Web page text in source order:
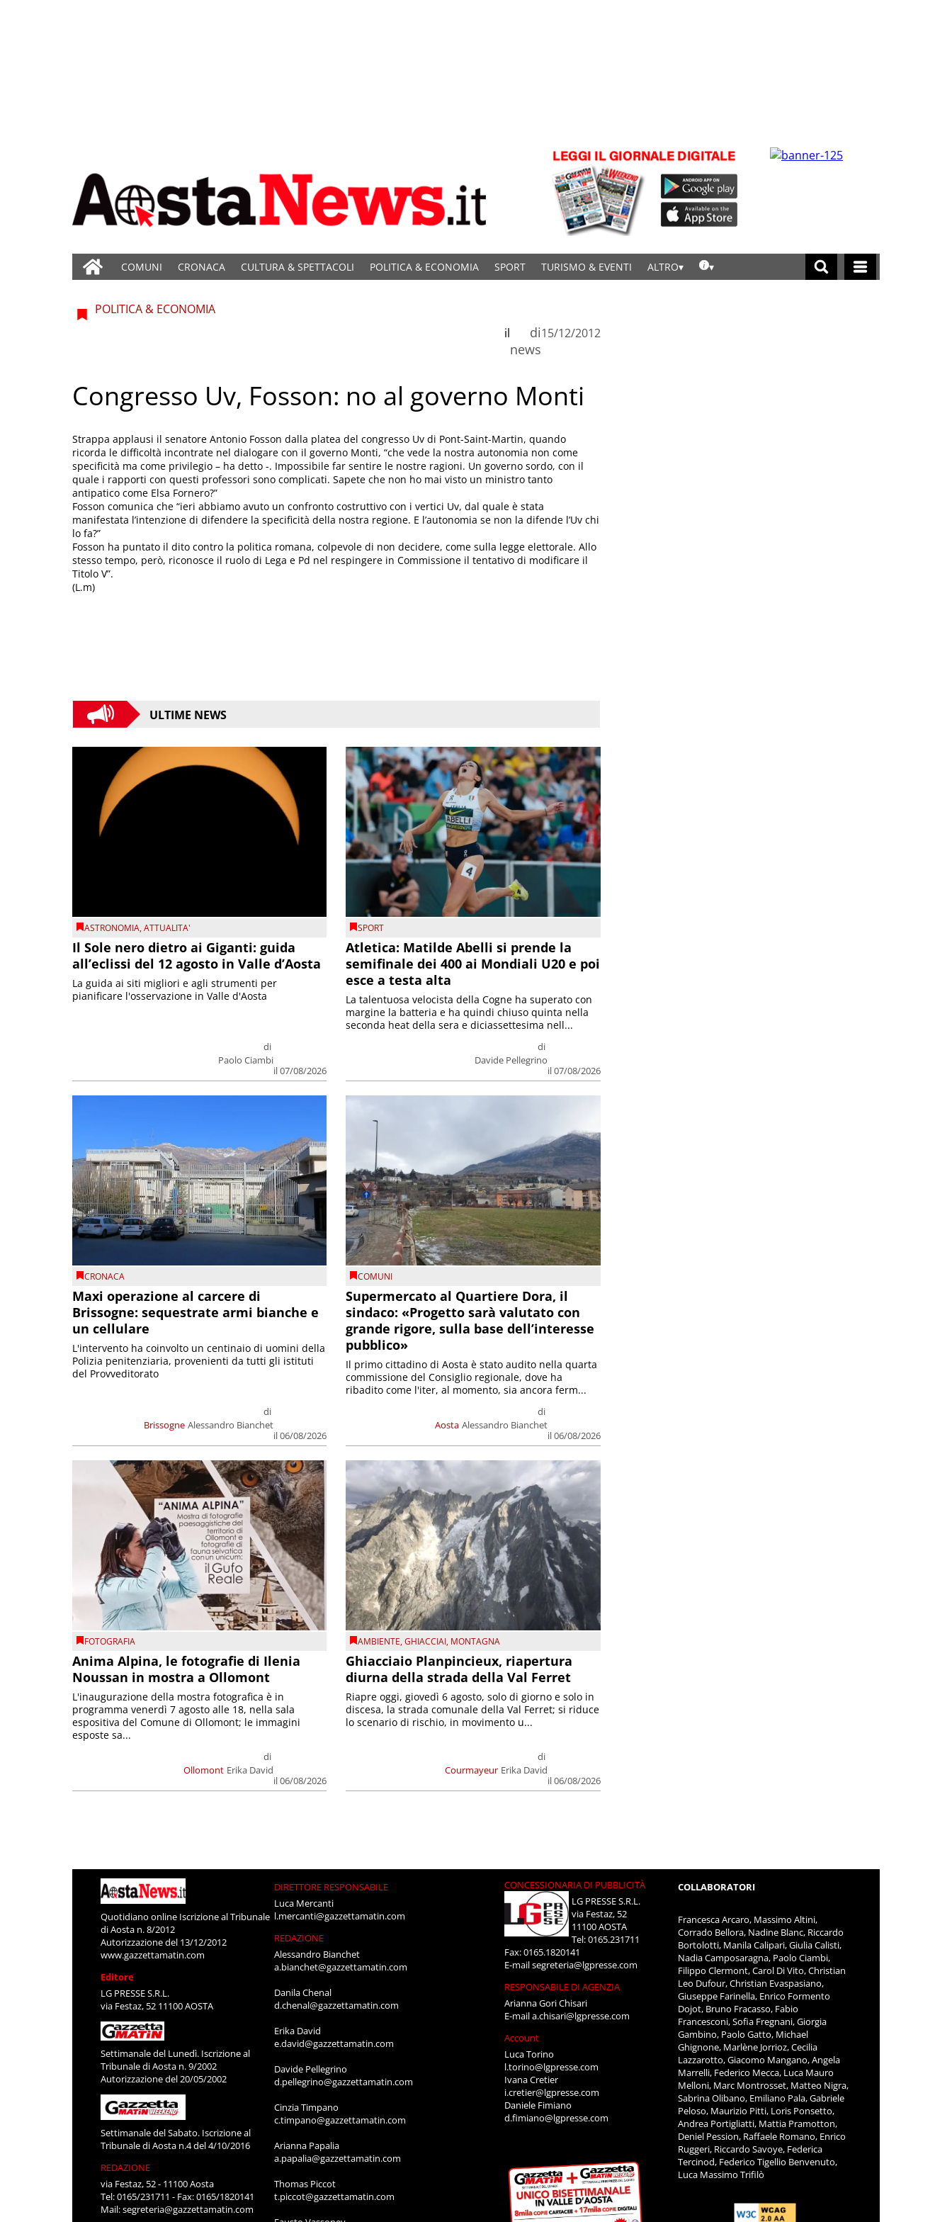
COMUNI CRONACA CULTURA & SPETTACOLI POLITICA & ECONOMIA SPORT TURISMO & EVENTI ALTRO
POLITICA & ECONOMIA
di
news
il 15/12/2012
Congresso Uv, Fosson: no al governo Monti
Strappa applausi il senatore Antonio Fosson dalla platea del congresso Uv di Pont-Saint-Martin, quando
ricorda le difficoltà incontrate nel dialogare con il governo Monti, “che vede la nostra autonomia non come
specificità ma come privilegio – ha detto -. Impossibile far sentire le nostre ragioni. Un governo sordo, con il
quale i rapporti con questi professori sono complicati. Sapete che non ho mai visto un ministro tanto
antipatico come Elsa Fornero?”
Fosson comunica che “ieri abbiamo avuto un confronto costruttivo con i vertici Uv, dal quale è stata
manifestata l’intenzione di difendere la specificità della nostra regione. E l’autonomia se non la difende l’Uv chi
lo fa?”
Fosson ha puntato il dito contro la politica romana, colpevole di non decidere, come sulla legge elettorale. Allo
stesso tempo, però, riconosce il ruolo di Lega e Pd nel respingere in Commissione il tentativo di modificare il
Titolo V”.
(L.m)
ULTIME NEWS
ASTRONOMIA,ATTUALITA'
Il Sole nero dietro ai Giganti: guida
all’eclissi del 12 agosto in Valle d’Aosta
di
Paolo Ciambi
il 07/08/2026
La guida ai siti migliori e agli strumenti per
pianificare l'osservazione in Valle d'Aosta
SPORT
Atletica: Matilde Abelli si prende la
semifinale dei 400 ai Mondiali U20 e poi
esce a testa alta
di
Davide Pellegrino
il 07/08/2026
La talentuosa velocista della Cogne ha superato con
margine la batteria e ha quindi chiuso quinta nella
seconda heat della sera e diciassettesima nell...
CRONACA
Maxi operazione al carcere di
Brissogne: sequestrate armi bianche e
un cellulare
Brissogne
di
Alessandro Bianchet
il 06/08/2026
L'intervento ha coinvolto un centinaio di uomini della
Polizia penitenziaria, provenienti da tutti gli istituti
del Provveditorato
COMUNI
Supermercato al Quartiere Dora, il
sindaco: «Progetto sarà valutato con
grande rigore, sulla base dell’interesse
pubblico»
Aosta
di
Alessandro Bianchet
il 06/08/2026
Il primo cittadino di Aosta è stato audito nella quarta
commissione del Consiglio regionale, dove ha
ribadito come l'iter, al momento, sia ancora ferm...
FOTOGRAFIA
Anima Alpina, le fotografie di Ilenia
Noussan in mostra a Ollomont
Ollomont
di
Erika David
il 06/08/2026
L'inaugurazione della mostra fotografica è in
programma venerdì 7 agosto alle 18, nella sala
espositiva del Comune di Ollomont; le immagini
esposte sa...
AMBIENTE,GHIACCIAI, MONTAGNA
Ghiacciaio Planpincieux, riapertura
diurna della strada della Val Ferret
Courmayeur
di
Erika David
il 06/08/2026
Riapre oggi, giovedì 6 agosto, solo di giorno e solo in
discesa, la strada comunale della Val Ferret; si riduce
lo scenario di rischio, in movimento u...
Quotidiano online Iscrizione al Tribunale
di Aosta n. 8/2012
Autorizzazione del 13/12/2012
www.gazzettamatin.com
Editore
LG PRESSE S.R.L.
via Festaz, 52 11100 AOSTA
Settimanale del Lunedì. Iscrizione al
Tribunale di Aosta n. 9/2002
Autorizzazione del 20/05/2002
Settimanale del Sabato. Iscrizione al
Tribunale di Aosta n.4 del 4/10/2016
REDAZIONE
via Festaz, 52 - 11100 Aosta
Tel: 0165/231711 - Fax: 0165/1820141
Mail:segreteria@gazzettamatin.com
DIRETTORE RESPONSABILE
Luca Mercanti
l.mercanti@gazzettamatin.com
REDAZIONE
Alessandro Bianchet
a.bianchet@gazzettamatin.com
Danila Chenal
d.chenal@gazzettamatin.com
Erika David
e.david@gazzettamatin.com
Davide Pellegrino
d.pellegrino@gazzettamatin.com
Cinzia Timpano
c.timpano@gazzettamatin.com
Arianna Papalia
a.papalia@gazzettamatin.com
Thomas Piccot
t.piccot@gazzettamatin.com
CONCESSIONARIA DI PUBBLICITÀ
LG PRESSE S.R.L.
via Festaz, 52
11100 AOSTA
Tel: 0165.231711
Fax: 0165.1820141
E-mailsegreteria@lgpresse.com
RESPONSABILE DI AGENZIA
Arianna Gori Chisari
E-maila.chisari@lgpresse.com
Account
Luca Torino
l.torino@lgpresse.com
Ivana Cretier
i.cretier@lgpresse.com
Daniele Fimiano
d.fimiano@lgpresse.com
COLLABORATORI
Francesca Arcaro, Massimo Altini,
Corrado Bellora, Nadine Blanc, Riccardo
Bortolotti, Manila Calipari, Giulia Calisti,
Nadia Camposaragna, Paolo Ciambi,
Filippo Clermont, Carol Di Vito, Christian
Leo Dufour, Christian Evaspasiano,
Giuseppe Farinella, Enrico Formento
Dojot, Bruno Fracasso, Fabio
Francesconi, Sofia Fregnani, Giorgia
Gambino, Paolo Gatto, Michael
Ghignone, Marlène Jorrioz, Cecilia
Lazzarotto, Giacomo Mangano, Angela
Marrelli, Federico Mecca, Luca Mauro
Melloni, Marc Montrosset, Matteo Nigra,
Sabrina Olibano, Emiliano Pala, Gabriele
Peloso, Maurizio Pitti, Loris Ponsetto,
Andrea Portigliatti, Mattia Pramotton,
Deniel Pession, Raffaele Romano, Enrico
Ruggeri, Riccardo Savoye, Federica
Tercinod, Federico Tigellio Benvenuto,
Luca Massimo Trifilò